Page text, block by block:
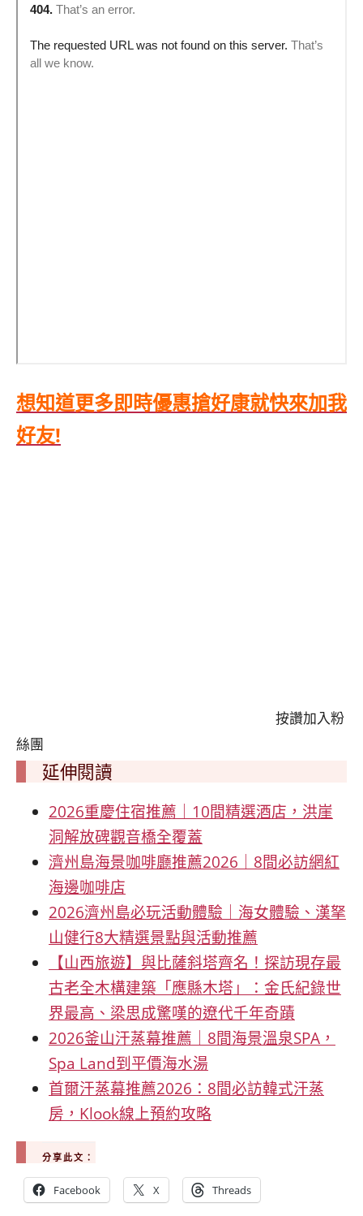
想知道更多即時優惠搶好康就快來加我
好友!
按讚加入粉
絲團
延伸閱讀
2026重慶住宿推薦｜10間精選酒店，洪崖
洞解放碑觀音橋全覆蓋
濟州島海景咖啡廳推薦2026｜8間必訪網紅
海邊咖啡店
2026濟州島必玩活動體驗｜海女體驗、漢拏
山健行8大精選景點與活動推薦
【山西旅遊】與比薩斜塔齊名！探訪現存最
古老全木構建築「應縣木塔」：金氏紀錄世
界最高、梁思成驚嘆的遼代千年奇蹟
2026釜山汗蒸幕推薦｜8間海景溫泉SPA，
Spa Land到平價海水湯
首爾汗蒸幕推薦2026：8間必訪韓式汗蒸
房，Klook線上預約攻略
分享此文：
Facebook X Threads